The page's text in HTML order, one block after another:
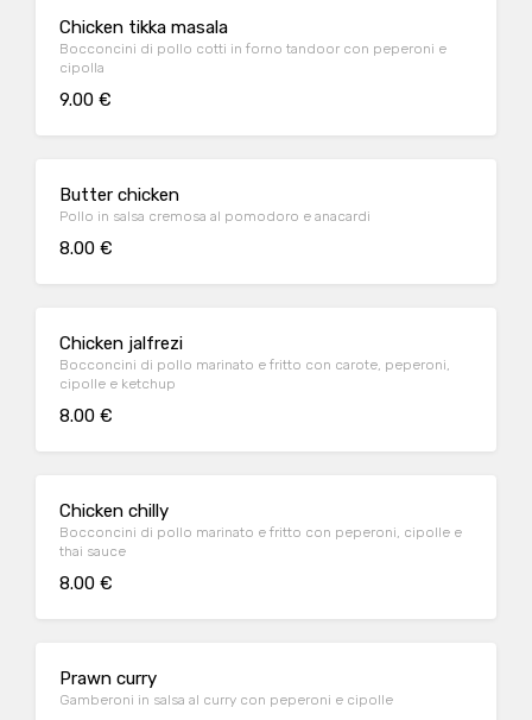
Chicken tikka masala
Bocconcini di pollo cotti in forno tandoor con peperoni e
cipolla
9.00 €
Butter chicken
Pollo in salsa cremosa al pomodoro e anacardi
8.00 €
Chicken jalfrezi
Bocconcini di pollo marinato e fritto con carote, peperoni,
cipolle e ketchup
8.00 €
Chicken chilly
Bocconcini di pollo marinato e fritto con peperoni, cipolle e
thai sauce
8.00 €
Prawn curry
Gamberoni in salsa al curry con peperoni e cipolle